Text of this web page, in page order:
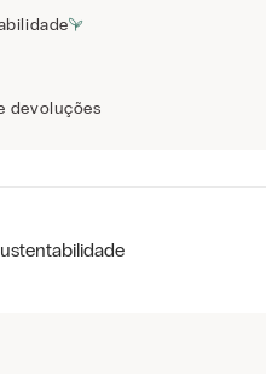
devoluções